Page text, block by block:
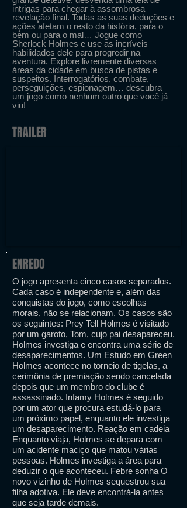
intrigas para chegar à assombrosa
revelação final. Todas as suas deduções e
ações afetam o resto da história, para o
bem ou para o mal… Jogue como
Sherlock Holmes e use as incríveis
habilidades dele para progredir na
aventura. Explore livremente diversas
áreas da cidade em busca de pistas e
suspeitos. Interrogatórios, combate,
perseguições, espionagem… descubra
um jogo como nenhum outro que você já
viu!
TRAILER
ENREDO
O jogo apresenta cinco casos separados.
Cada caso é independente e, além das
conquistas do jogo, como escolhas
morais, não se relacionam. Os casos são
os seguintes: Prey Tell Holmes é visitado
por um garoto, Tom, cujo pai desapareceu.
Holmes investiga e encontra uma série de
desaparecimentos. Um Estudo em Green
Holmes acontece no torneio de tigelas, a
cerimônia de premiação sendo cancelada
depois que um membro do clube é
assassinado. Infamy Holmes é seguido
por um ator que procura estudá-lo para
um próximo papel, enquanto ele investiga
um desaparecimento. Reação em cadeia
Enquanto viaja, Holmes se depara com
um acidente maciço que matou várias
pessoas. Holmes investiga a área para
deduzir o que aconteceu. Febre sonha O
novo vizinho de Holmes sequestrou sua
filha adotiva. Ele deve encontrá-la antes
que seja tarde demais.